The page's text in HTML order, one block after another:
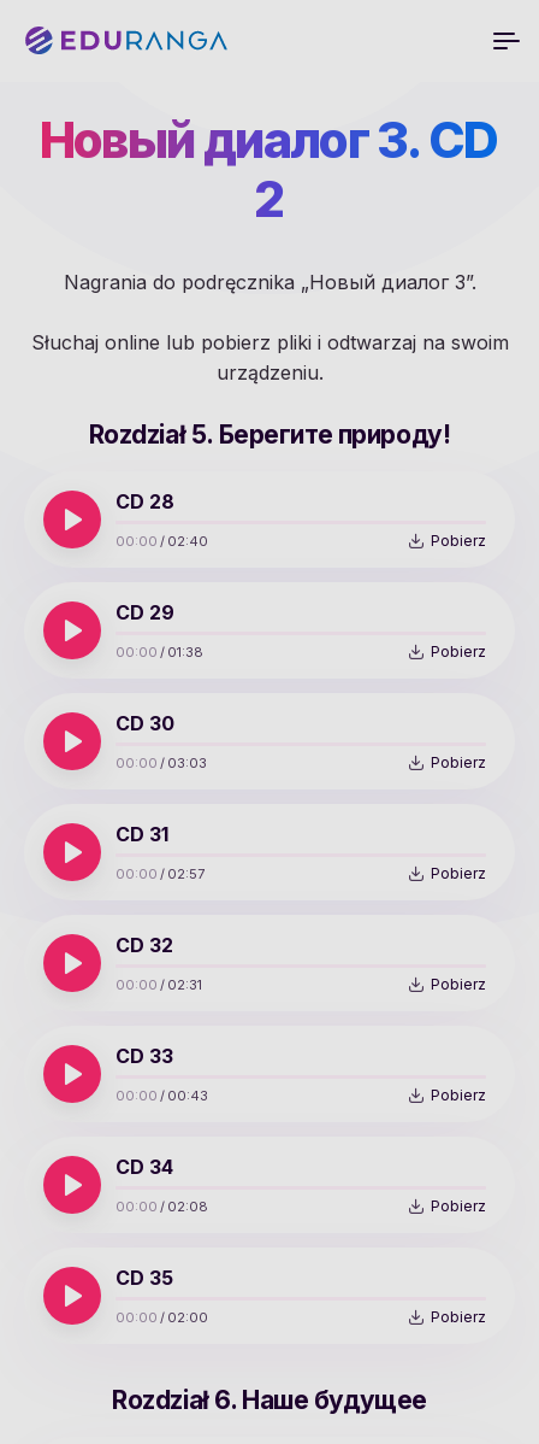
Новый диалог 3. CD
2
Nagrania do podręcznika „Новый диалог 3”.
Słuchaj online lub pobierz pliki i odtwarzaj na swoim
urządzeniu.
Rozdział 5. Берегите природу!
CD 28
00:00 / 02:40 Pobierz
CD 29
00:00 / 01:38 Pobierz
CD 30
00:00 / 03:03 Pobierz
CD 31
00:00 / 02:57 Pobierz
CD 32
00:00 / 02:31 Pobierz
CD 33
00:00 / 00:43 Pobierz
CD 34
00:00 / 02:08 Pobierz
CD 35
00:00 / 02:00 Pobierz
Rozdział 6. Наше будущее